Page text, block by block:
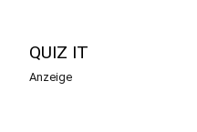
QUIZ IT
Anzeige